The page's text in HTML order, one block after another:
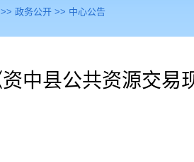
>> 政务公开 >> 中心公告
中县公共资源交易